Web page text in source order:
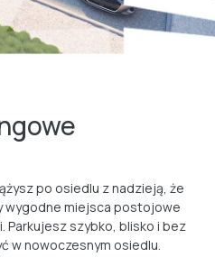
po osiedlu z nadzieją, że
wygodne miejsca postojowe
Parkujesz szybko, blisko i bez
w nowoczesnym osiedlu.